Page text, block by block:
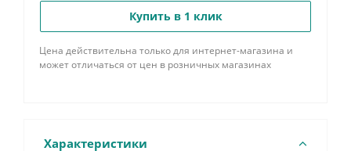
Купить в 1 клик
Цена действительна только для интернет-магазина и
может отличаться от цен в розничных магазинах
Характеристики